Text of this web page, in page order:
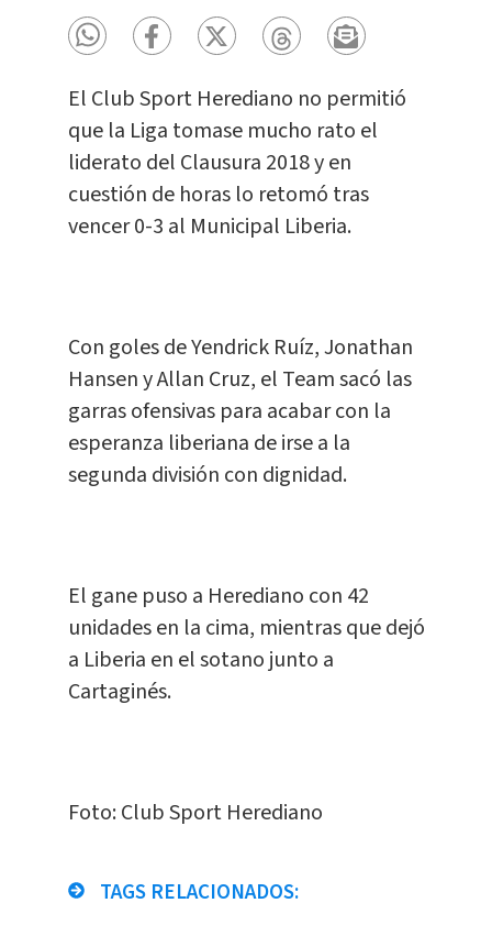
El Club Sport Herediano no permitió
que la Liga tomase mucho rato el
liderato del Clausura 2018 y en
cuestión de horas lo retomó tras
vencer 0-3 al Municipal Liberia.
Con goles de Yendrick Ruíz, Jonathan
Hansen y Allan Cruz, el Team sacó las
garras ofensivas para acabar con la
esperanza liberiana de irse a la
segunda división con dignidad.
El gane puso a Herediano con 42
unidades en la cima, mientras que dejó
a Liberia en el sotano junto a
Cartaginés.
Foto: Club Sport Herediano
TAGS RELACIONADOS: